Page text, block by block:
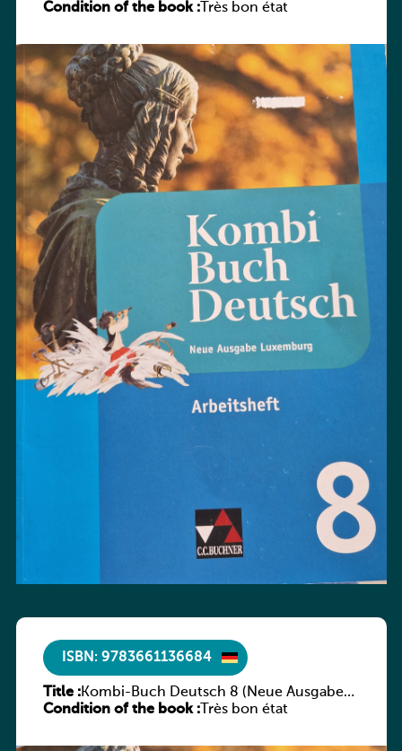
Ausgabe Luxemburg)
Condition of the book :Très bon état
ISBN: 9783661136684
Title :Kombi-Buch Deutsch 8 (Neue Ausgabe
Luxemburg)
Condition of the book :Très bon état